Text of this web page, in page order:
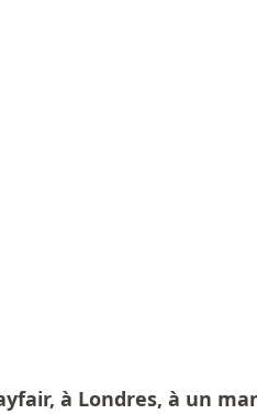
à Londres, à un